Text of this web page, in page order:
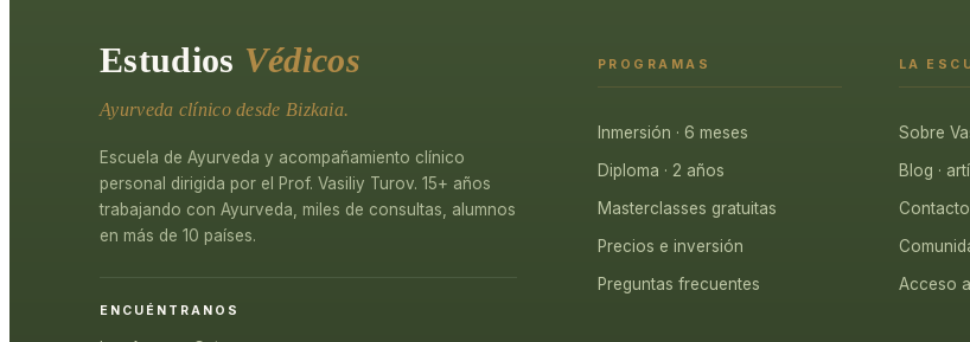
Estudios Védicos
Ayurveda clínico desde Bizkaia.
Escuela de Ayurveda y acompañamiento clínico
personal dirigida por el Prof. Vasiliy Turov. 15+ años
trabajando con Ayurveda, miles de consultas, alumnos
en más de 10 países.
ENCUÉNTRANOS
PROGRAMAS
Inmersión · 6 meses
Diploma · 2 años
Masterclasses gratuitas
Precios e inversión
Preguntas frecuentes
LA
Sobre
Blog ·
Contacto
Acceso